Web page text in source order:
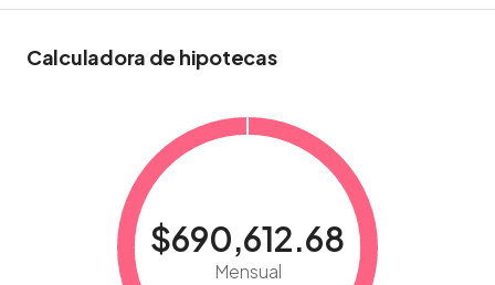
Calculadora de hipotecas
$690,612.68
Mensual